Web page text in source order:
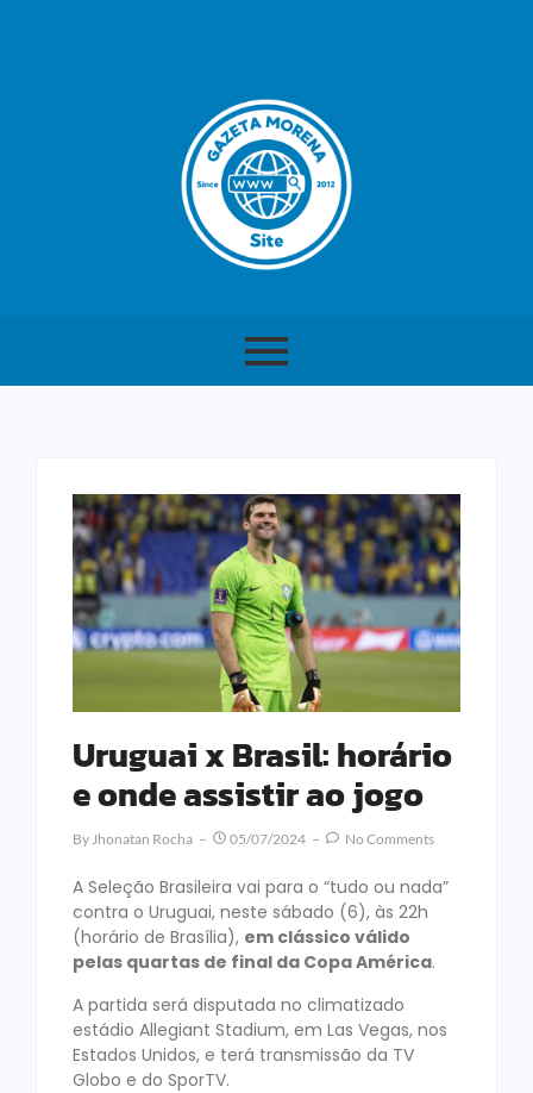
Uruguai x Brasil: horário
e onde assistir ao jogo
ByJhonatan Rocha 05/07/2024 No Comments
A Seleção Brasileira vai para o “tudo ou nada”
contra o Uruguai, neste sábado (6), às 22h
(horário de Brasília), em clássico válido
pelas quartas de final da Copa América.
A partida será disputada no climatizado
estádio Allegiant Stadium, em Las Vegas, nos
Estados Unidos, e terá transmissão da TV
Globo e do SporTV.